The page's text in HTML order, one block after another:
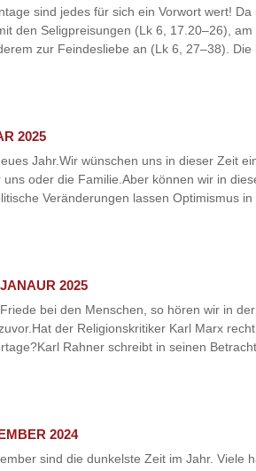
sind jedes für sich ein Vorwort wert!
den Seligpreisungen (Lk 6, 17.20–26),
zur Feindesliebe an (Lk 6, 27–38). Die
2025
Jahr.Wir wünschen uns in dieser Zeit
oder die Familie.Aber können wir in
Veränderungen lassen Optimismus in
2025
bei den Menschen, so hören wir in
der Religionskritiker Karl Marx
Rahner schreibt in seinen
2024
sind die dunkelste Zeit im Jahr. Viele